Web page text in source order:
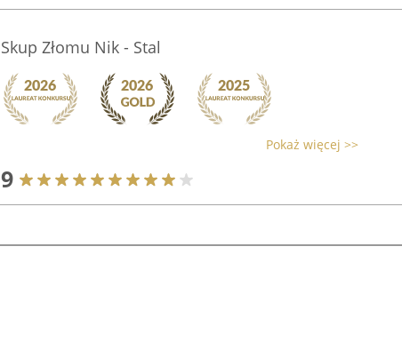
Skup Złomu Nik - Stal
Pokaż więcej >>
9